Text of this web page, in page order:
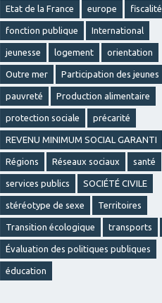
Etat de la France europe fiscalité
fonction publique International
jeunesse logement orientation
Outre mer Participation des jeunes
pauvreté Production alimentaire
protection sociale précarité
REVENU MINIMUM SOCIAL GARANTI
Régions Réseaux sociaux santé
services publics SOCIÉTÉ CIVILE
stéréotype de sexe Territoires
Transition écologique transports
Évaluation des politiques publiques
éducation